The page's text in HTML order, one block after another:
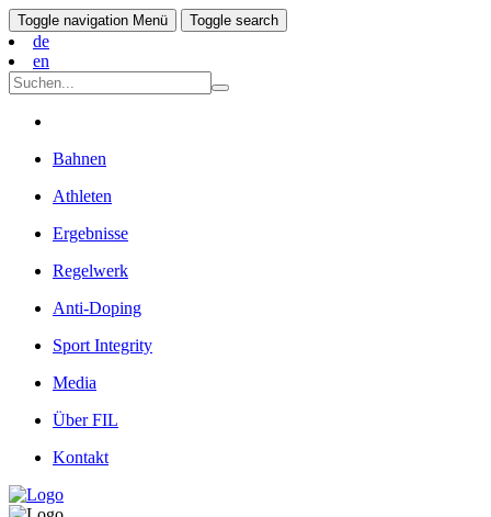
Toggle navigation Menü Toggle search
de
en
Bahnen
Athleten
Ergebnisse
Regelwerk
Anti-Doping
Sport Integrity
Media
Über FIL
Kontakt